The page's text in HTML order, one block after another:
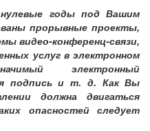
годы под Вашим
прорывные проекты,
видео-конференц-связи,
услуг в электронном
электронный
подпись и т. д. Как Вы
должна двигаться
опасностей следует